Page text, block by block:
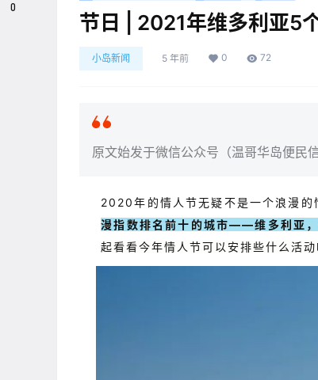
节日 | 2021年维多利亚5
小岛新闻 5 年前 0 72
原文始发于微信公众号（温哥华岛便民
2020年的情人节无疑不是一个浪漫的
漫指数排名前十的城市——维多利亚，
起看看今年情人节可以安排些什么活动
0